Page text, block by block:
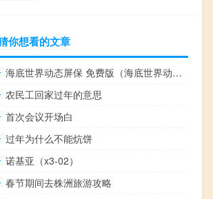
你想看的文章
海底世界动态屏保 免费版（海底世界动态屏保 免费版功能简介）
农民工回家过年的意思
首次会议开场白
过年为什么不能炕饼
诺基亚（x3-02）
春节期间去株洲旅游攻略